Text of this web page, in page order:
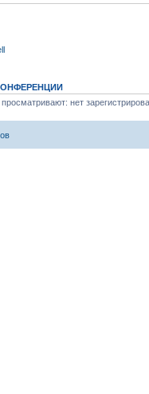
нет